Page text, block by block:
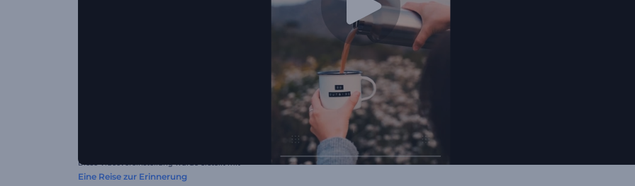
Diese Videovoreinstellung wurde erstellt mit
Eine Reise zur Erinnerung